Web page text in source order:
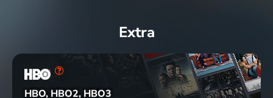
Extra
HBO, HBO2, HBO3